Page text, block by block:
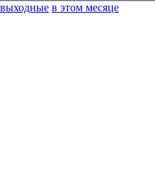
в этом месяце